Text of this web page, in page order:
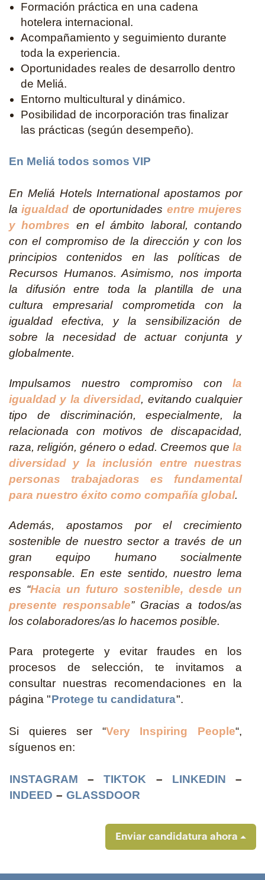
Formación práctica en una cadena
hotelera internacional.
Acompañamiento y seguimiento durante
toda la experiencia.
Oportunidades reales de desarrollo dentro
de Meliá.
Entorno multicultural y dinámico.
Posibilidad de incorporación tras finalizar
las prácticas (según desempeño).
En Meliá todos somos VIP
En Meliá Hotels International apostamos por
laigualdad de oportunidades entre mujeres
y hombres en el ámbito laboral, contando
con el compromiso de la dirección y con los
principios contenidos en las políticas de
Recursos Humanos. Asimismo, nos importa
la difusión entre toda la plantilla de una
cultura empresarial comprometida con la
igualdad efectiva, y la sensibilización de
sobre la necesidad de actuar conjunta y
globalmente.
Impulsamos nuestro compromiso con la
igualdad y la diversidad, evitando cualquier
tipo de discriminación, especialmente, la
relacionada con motivos de discapacidad,
raza, religión, género o edad. Creemos que la
diversidad y la inclusión entre nuestras
personas trabajadoras es fundamental
para nuestro éxito como compañía global.
Además, apostamos por el crecimiento
sostenible de nuestro sector a través de un
gran equipo humano socialmente
responsable. En este sentido, nuestro lema
es “Hacia un futuro sostenible, desde un
presente responsable” Gracias a todos/as
los colaboradores/as lo hacemos posible.
Para protegerte y evitar fraudes en los
procesos de selección, te invitamos a
consultar nuestras recomendaciones en la
página "Protege tu candidatura".
Si quieres ser “Very Inspiring People“,
síguenos en:
INSTAGRAM – TIKTOK – LINKEDIN –
INDEED – GLASSDOOR
Enviar candidatura ahora